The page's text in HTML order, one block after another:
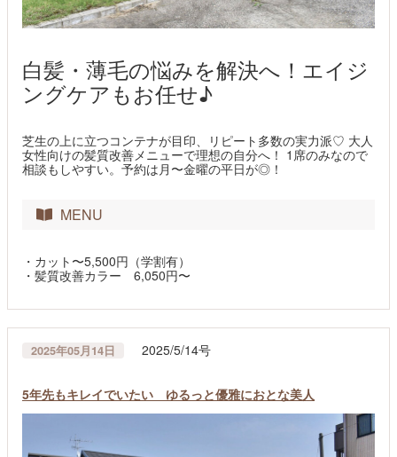
白髪・薄毛の悩みを解決へ！エイジ
ングケアもお任せ♪
芝生の上に立つコンテナが目印、リピート多数の実力派♡ 大人
女性向けの髪質改善メニューで理想の自分へ！ 1席のみなので
相談もしやすい。予約は月〜金曜の平日が◎！
MENU
・カット〜5,500円（学割有）
・髪質改善カラー 6,050円〜
2025年05月14日 2025/5/14号
5年先もキレイでいたい ゆるっと優雅におとな美人